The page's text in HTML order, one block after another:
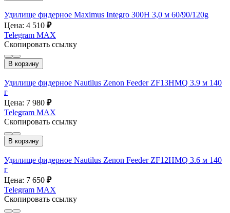
Удилище фидерное Maximus Integro 300H 3,0 м 60/90/120g
Цена: 4 510 ₽
Telegram MAX
Скопировать ссылку
В корзину
Удилище фидерное Nautilus Zenon Feeder ZF13HMQ 3.9 м 140
г
Цена: 7 980 ₽
Telegram MAX
Скопировать ссылку
В корзину
Удилище фидерное Nautilus Zenon Feeder ZF12HMQ 3.6 м 140
г
Цена: 7 650 ₽
Telegram MAX
Скопировать ссылку